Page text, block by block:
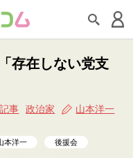
存在しない党支
事 政治家 山本洋一
本洋一 後援会